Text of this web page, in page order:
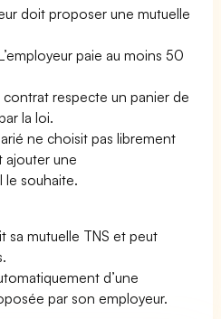
doit proposer une mutuelle
paie au moins 50
contrat respecte un panier de
la loi.
ne choisit pas librement
ajouter une
le souhaite.
sa mutuelle TNS et peut
d’une
par son employeur.